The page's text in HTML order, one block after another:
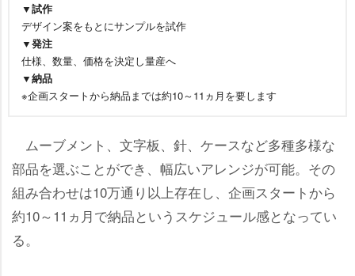
▼試作
デザイン案をもとにサンプルを試作
▼発注
仕様、数量、価格を決定し量産へ
▼納品
※企画スタートから納品までは約10～11ヵ月を要します
ムーブメント、文字板、針、ケースなど多種多様な
部品を選ぶことができ、幅広いアレンジが可能。その
組み合わせは10万通り以上存在し、企画スタートから
約10～11ヵ月で納品というスケジュール感となってい
る。